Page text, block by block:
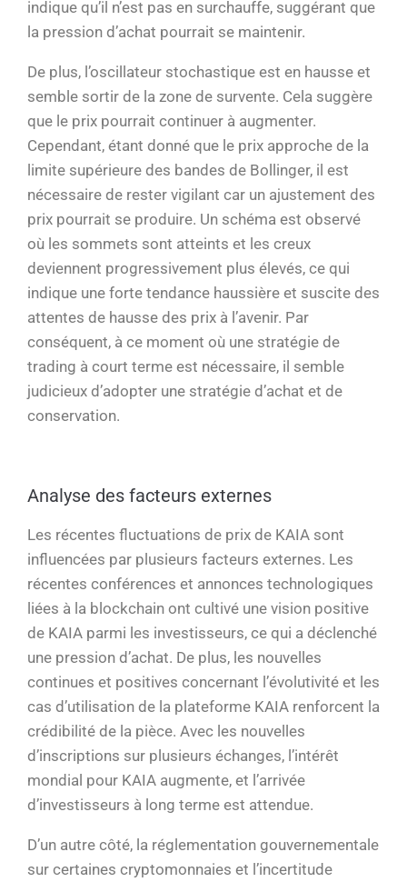
indique qu’il n’est pas en surchauffe, suggérant que
la pression d’achat pourrait se maintenir.
De plus, l’oscillateur stochastique est en hausse et
semble sortir de la zone de survente. Cela suggère
que le prix pourrait continuer à augmenter.
Cependant, étant donné que le prix approche de la
limite supérieure des bandes de Bollinger, il est
nécessaire de rester vigilant car un ajustement des
prix pourrait se produire. Un schéma est observé
où les sommets sont atteints et les creux
deviennent progressivement plus élevés, ce qui
indique une forte tendance haussière et suscite des
attentes de hausse des prix à l’avenir. Par
conséquent, à ce moment où une stratégie de
trading à court terme est nécessaire, il semble
judicieux d’adopter une stratégie d’achat et de
conservation.
Analyse des facteurs externes
Les récentes fluctuations de prix de KAIA sont
influencées par plusieurs facteurs externes. Les
récentes conférences et annonces technologiques
liées à la blockchain ont cultivé une vision positive
de KAIA parmi les investisseurs, ce qui a déclenché
une pression d’achat. De plus, les nouvelles
continues et positives concernant l’évolutivité et les
cas d’utilisation de la plateforme KAIA renforcent la
crédibilité de la pièce. Avec les nouvelles
d’inscriptions sur plusieurs échanges, l’intérêt
mondial pour KAIA augmente, et l’arrivée
d’investisseurs à long terme est attendue.
D’un autre côté, la réglementation gouvernementale
sur certaines cryptomonnaies et l’incertitude